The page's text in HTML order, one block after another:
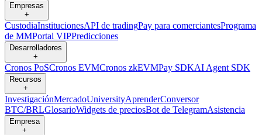
Empresas
+
CustodiaInstitucionesAPI de tradingPay para comerciantesPrograma
de MMPortal VIPPredicciones
Desarrolladores
+
Cronos PoSCronos EVMCronos zkEVMPay SDKAI Agent SDK
Recursos
+
InvestigaciónMercadoUniversityAprenderConversor
BTC/BRLGlosarioWidgets de preciosBot de TelegramAsistencia
Empresa
+